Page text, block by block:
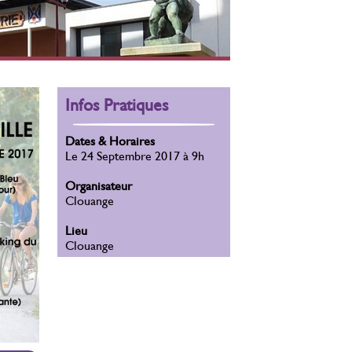
Infos Pratiques
Dates & Horaires
Le 24 Septembre 2017 à 9h
Organisateur
Clouange
Lieu
Clouange